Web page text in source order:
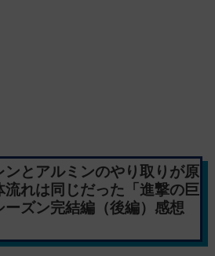
ンとアルミンのやり取りが原
れは同じだった「進撃の巨
ーズン完結編（後編）感想